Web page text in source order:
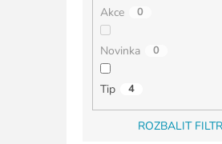
Akce 0
Novinka 0
Tip 4
ROZBALIT FILTR